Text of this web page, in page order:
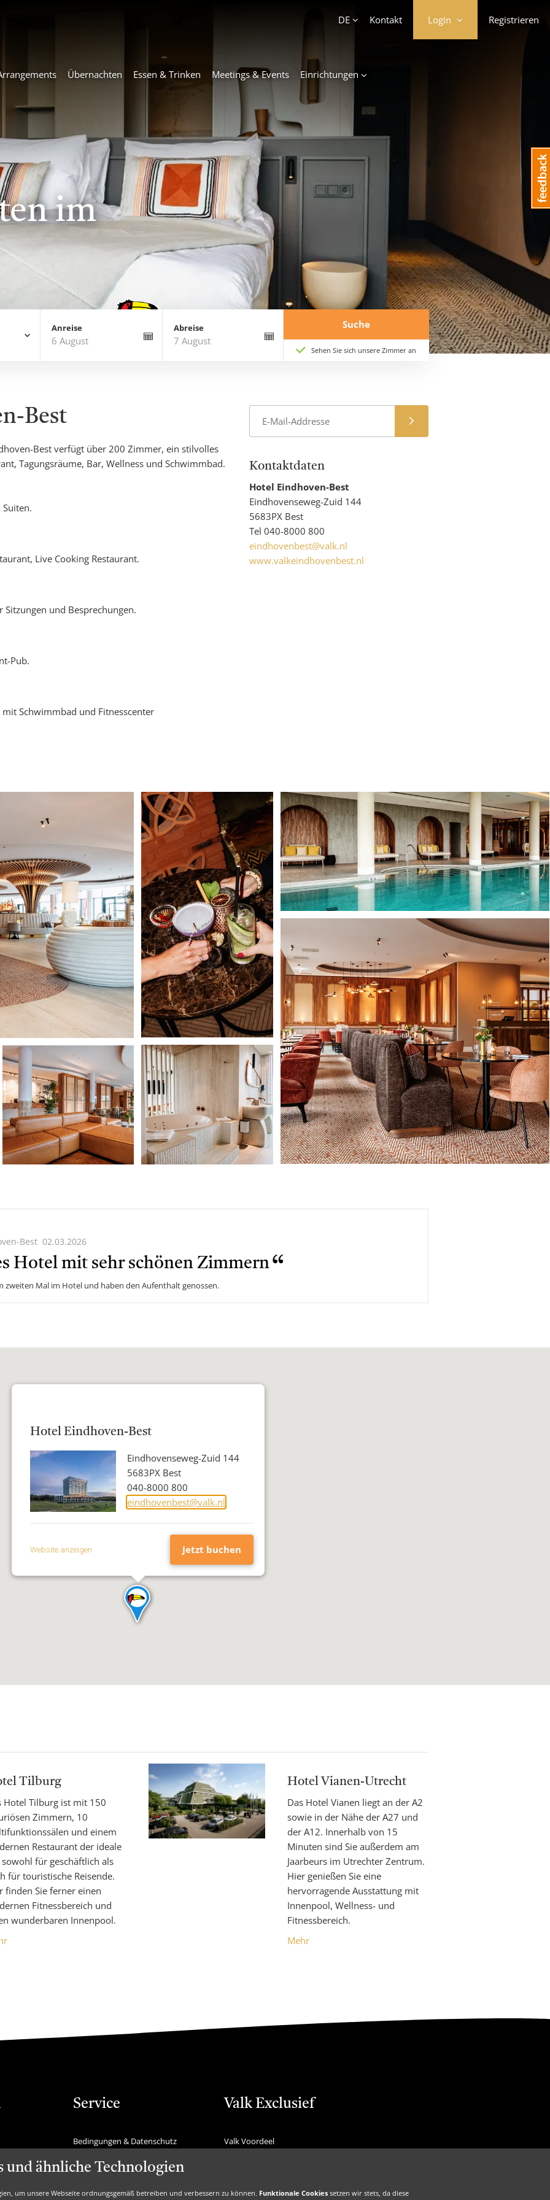
und ähnliche Technologien
um unsere Webseite ordnungsgemäß betreiben und verbessern zu können. Funktionale Cookies setzen wir stets, da diese
DE
Kontakt Login Registrieren
Übernachten Essen & Trinken Meetings & Events Einrichtungen
im
Anreise
6 August
Abreise
7 August
Suche
Sehen Sie sich unsere Zimmer an
Best
Best verfügt über 200 Zimmer, ein stilvolles
Tagungsräume, Bar, Wellness und Schwimmbad.
Live Cooking Restaurant.
und Besprechungen.
Pub.
Schwimmbad und Fitnesscenter
Anmelden
Kontaktdaten
Hotel
Name
Hotel Eindhoven-Best
Eindhovenseweg-Zuid 144
5683PX Best
Tel 040-8000 800
eindhovenbest@valk.nl
www.valkeindhovenbest.nl
Best 02.03.2026
Hotel mit sehr schönen Zimmern
zweiten Mal im Hotel und haben den Aufenthalt genossen.
Hotel Eindhoven-Best
Adresse
Eindhovenseweg-Zuid 144
Postleitzahl
Stadt
5683PX Best
Telefon
040-8000 800
E-
eindhovenbest@valk.nl
Website anzeigen Jetzt buchen
Tilburg
Hotel Tilburg ist mit 150
Zimmern, 10
und einem
Restaurant der ideale
für geschäftlich als
für touristische Reisende.
finden Sie ferner einen
Fitnessbereich und
wunderbaren Innenpool.
Hotel Vianen-Utrecht
Das Hotel Vianen liegt an der A2
sowie in der Nähe der A27 und
der A12. Innerhalb von 15
Minuten sind Sie außerdem am
Jaarbeurs im Utrechter Zentrum.
Hier genießen Sie eine
hervorragende Ausstattung mit
Innenpool, Wellness- und
Fitnessbereich.
Mehr
Service
Bedingungen & Datenschutz
FAQ
Kommunikation
Valk Exclusief
Valk Voordeel
Valk Exclusief Zakelijk